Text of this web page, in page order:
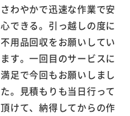
さわやかで迅速な作業で安
心できる。引っ越しの度に
不用品回収をお願いしてい
ます。一回目のサービスに
満足で今回もお願いしまし
た。見積もりも当日行って
頂けて、納得してからの作